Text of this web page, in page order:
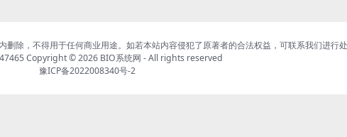
除，不得用于任何商业用途。如若本站内容侵犯了原著者的合法权益，可联系我们进行
Copyright © 2026 BIO系统网 - All rights reserved
豫ICP备2022008340号-2